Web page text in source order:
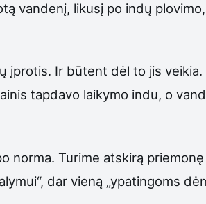
vandenį, likusį po indų
įprotis. Ir būtent dėl to jis
tapdavo laikymo indu, o
norma. Turime atskirą
dar vieną „ypatingoms